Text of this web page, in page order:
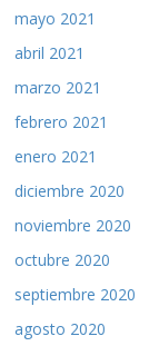
mayo 2021
abril 2021
marzo 2021
febrero 2021
enero 2021
diciembre 2020
noviembre 2020
octubre 2020
septiembre 2020
agosto 2020